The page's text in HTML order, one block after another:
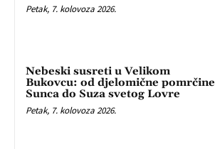
Petak, 7. kolovoza 2026.
Nebeski susreti u Velikom
Bukovcu: od djelomične pomrčine
Sunca do Suza svetog Lovre
Petak, 7. kolovoza 2026.